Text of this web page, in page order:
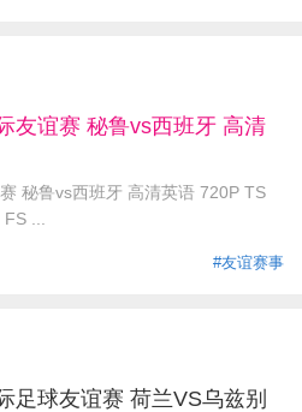
友谊赛 秘鲁vs西班牙 高清
秘鲁vs西班牙 高清英语 720P TS
...
#友谊赛事
足球友谊赛 荷兰VS乌兹别